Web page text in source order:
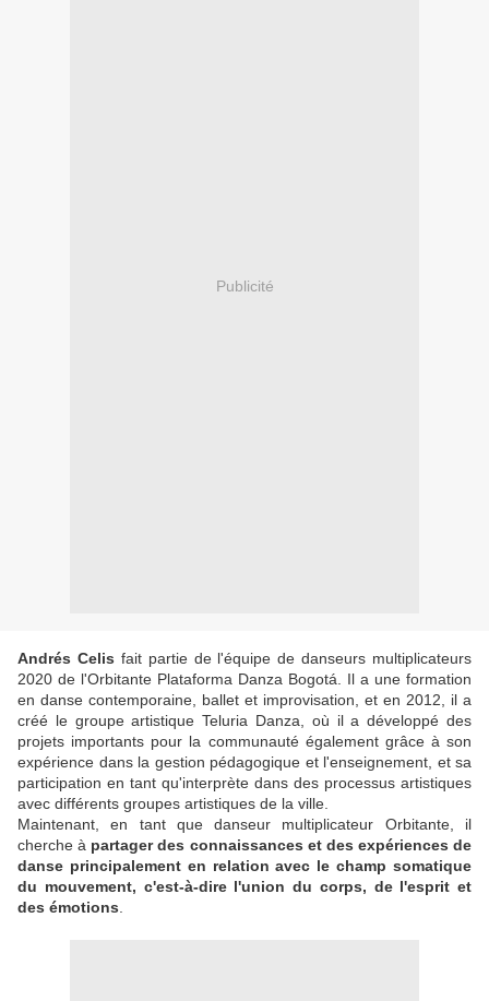
Publicité
Andrés Celis fait partie de l'équipe de danseurs multiplicateurs
2020 de l'Orbitante Plataforma Danza Bogotá. Il a une formation
en danse contemporaine, ballet et improvisation, et en 2012, il a
créé le groupe artistique Teluria Danza, où il a développé des
projets importants pour la communauté également grâce à son
expérience dans la gestion pédagogique et l'enseignement, et sa
participation en tant qu'interprète dans des processus artistiques
avec différents groupes artistiques de la ville.
Maintenant, en tant que danseur multiplicateur Orbitante, il
cherche à partager des connaissances et des expériences de
danse principalement en relation avec le champ somatique
du mouvement, c'est-à-dire l'union du corps, de l'esprit et
des émotions